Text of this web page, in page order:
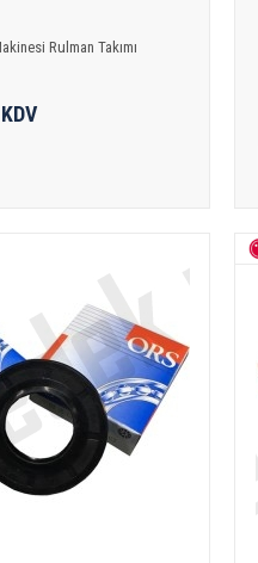
Rulman Takımı